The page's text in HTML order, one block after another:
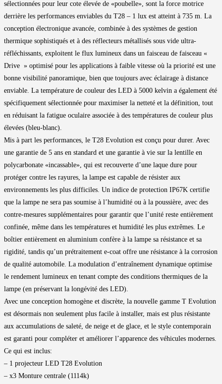
sélectionnées pour leur cote élevée de «poubelle», sont la force motrice
derrière les performances enviables du T28 – 1 lux est atteint à 735 m. La
conception électronique avancée, combinée à des systèmes de gestion
thermique sophistiqués et à des réflecteurs métallisés sous vide ultra-
réfléchissants, exploitent le flux lumineux dans un faisceau de faisceau «
Drive » optimisé pour les applications à faible vitesse où la priorité est une
bonne visibilité panoramique, bien que toujours avec éclairage à distance
enviable. La température de couleur des LED à 5000 kelvin a également été
spécifiquement sélectionnée pour maximiser la netteté et la définition, tout
en réduisant la fatigue oculaire associée à des températures de couleur plus
élevées (bleu-blanc).
Mis à part les performances, le T28 Evolution est conçu pour durer. Avec
une garantie de 5 ans en standard et une garantie à vie sur la lentille en
polycarbonate «incassable», qui est recouverte d’une laque dure pour
protéger contre les rayures, la lampe est capable de résister aux
environnements les plus difficiles. Un indice de protection IP67K certifie
que la lampe ne sera pas soumise à l’humidité ou à la poussière, avec des
contre-mesures supplémentaires pour garantir que l’unité reste entièrement
confinée, même dans les températures et humidité les plus extrêmes. Le
boîtier entièrement en aluminium confère à la lampe sa résistance et sa
rigidité, tandis qu’un prétraitement e-coat offre une résistance à la corrosion
de qualité automobile. La modulation d’entraînement dynamique optimise
le rendement lumineux en tenant compte des conditions thermiques de la
lampe (en préservant la longévité des LED).
Avec une conception homogène et discrète, la nouvelle gamme T Evolution
est désormais non seulement plus facile à installer, mais est plus résistante
aux accumulations de saleté, de neige et de glace, et le style contemporain
est garanti pour compléter et améliorer l’apparence des véhicules modernes.
Ce qui est inclus:
– 1 projecteur LED T28 Evolution
– x3 Monture centrale (1114k)